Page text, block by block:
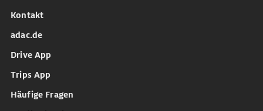
Kontakt
adac.de
Drive App
Trips App
Häufige Fragen